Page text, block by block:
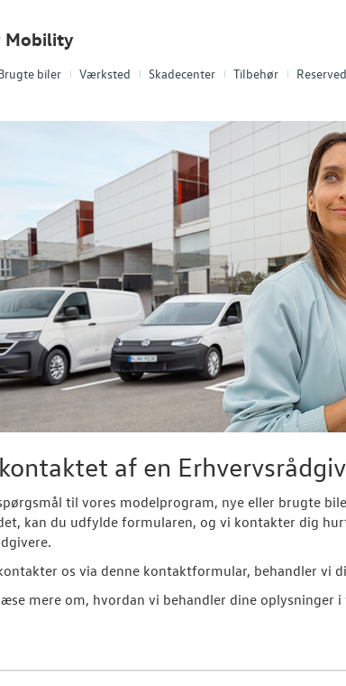
biler Værksted Skadecenter Tilbehør
Mobility
af en
til vores modelprogram, nye eller brugte
kan du udfylde formularen, og vi kontakter dig
os via denne kontaktformular, behandler vi
mere om, hvordan vi behandler dine oplysninger i